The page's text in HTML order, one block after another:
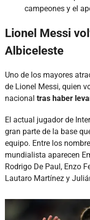
campeones y el
Lionel Messi
Albiceleste
Uno de los mayores
de Lionel Messi, quien
nacional tras haber
El actual jugador de
gran parte de la base
equipo. Entre los
mundialista aparecen
Rodrigo De Paul, Enzo
Lautaro Martínez y